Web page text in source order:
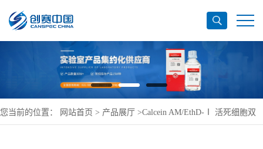
您当前的位置： 网站首页 > 产品展厅 >Calcein AM/EthD-Ⅰ 活死细胞双